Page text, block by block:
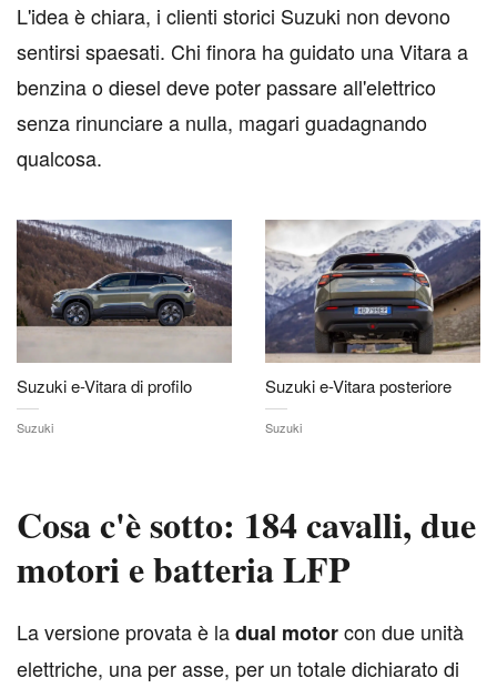
L'idea è chiara, i clienti storici Suzuki non devono
sentirsi spaesati. Chi finora ha guidato una Vitara a
benzina o diesel deve poter passare all'elettrico
senza rinunciare a nulla, magari guadagnando
qualcosa.
Suzuki e-Vitara di profilo
Suzuki
Suzuki e-Vitara posteriore
Suzuki
Cosa c'è sotto: 184 cavalli, due
motori e batteria LFP
La versione provata è ladual motorcon due unità
elettriche, una per asse, per un totale dichiarato di